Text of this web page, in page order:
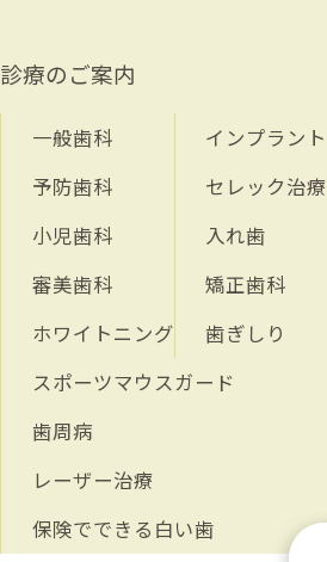
診療のご案内
一般歯科
予防歯科
小児歯科
審美歯科
ホワイトニング
インプラント
セレック治療
入れ歯
矯正歯科
歯ぎしり
スポーツマウスガード
歯周病
レーザー治療
保険でできる白い歯